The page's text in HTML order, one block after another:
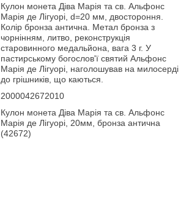
Кулон монета Діва Марія та св. Альфонс
Марія де Лігуорі, d=20 мм, двостороння.
Колір бронза антична. Метал бронза з
чорнінням, литво, реконструкція
старовинного медальйона, вага 3 г. У
пастирському богослов'ї святий Альфонс
Марія де Лігуорі, наголошував на милосерді
до грішників, що каються.
2000042672010
Кулон монета Діва Марія та св. Альфонс
Марія де Лігуорі, 20мм, бронза антична
(42672)